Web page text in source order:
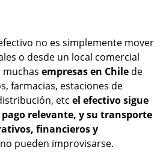
no es simplemente mover
o desde un local comercial
muchas empresas en Chile de
farmacias, estaciones de
etc el efectivo sigue
relevante, y su transporte
financieros y
pueden improvisarse.